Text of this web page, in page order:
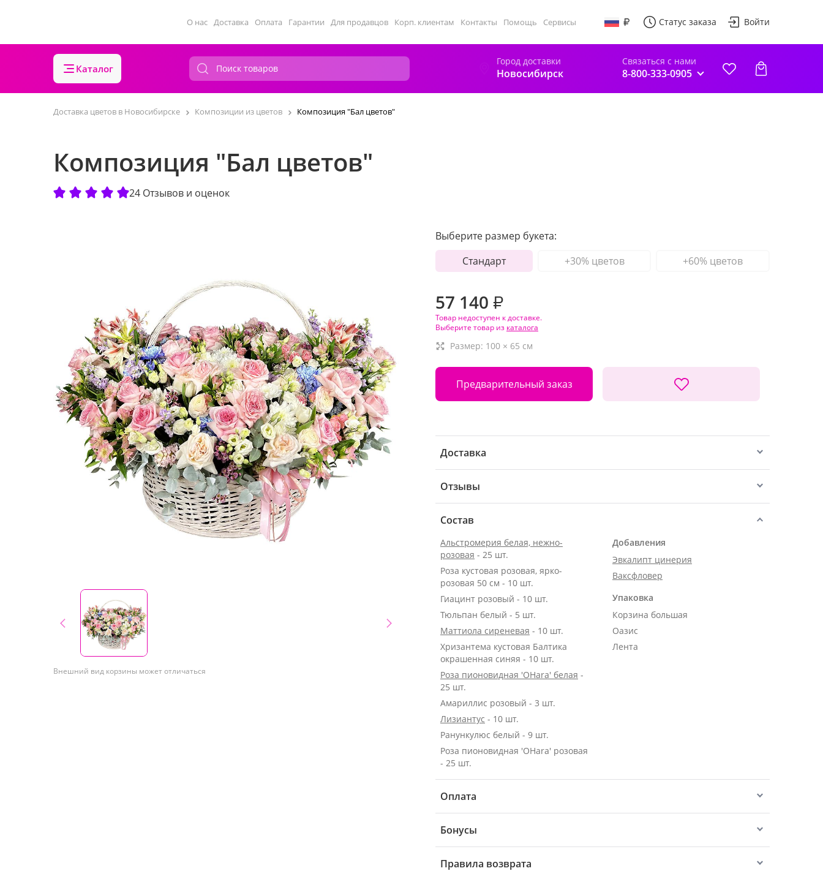
О нас Доставка Оплата Гарантии Для продавцов Корп. клиентам Контакты Помощь Сервисы Статус заказа Войти
Каталог
Город доставки
Новосибирск
Связаться с нами
8-800-333-0905
Доставка цветов в Новосибирске Композиции из цветов Композиция "Бал цветов"
Композиция "Бал цветов"
24 Отзывов и оценок
Внешний вид корзины может отличаться
Выберите размер букета:
Стандарт
+30% цветов +60% цветов
57 140 ₽
Товар недоступен к доставке.
Выберите товар из каталога
Размер: 100 × 65 см
Предварительный заказ
Доставка
Отзывы
Состав
Альстромерия белая, нежно-
розовая - 25 шт.
Роза кустовая розовая, ярко-
розовая 50 см - 10 шт.
Гиацинт розовый - 10 шт.
Тюльпан белый - 5 шт.
Маттиола сиреневая - 10 шт.
Хризантема кустовая Балтика
окрашенная синяя - 10 шт.
Роза пионовидная 'OHara' белая -
25 шт.
Амариллис розовый - 3 шт.
Лизиантус - 10 шт.
Ранункулюс белый - 9 шт.
Роза пионовидная 'OHara' розовая
- 25 шт.
Добавления
Эвкалипт цинерия
Ваксфловер
Упаковка
Корзина большая
Оазис
Лента
Оплата
Бонусы
Правила возврата